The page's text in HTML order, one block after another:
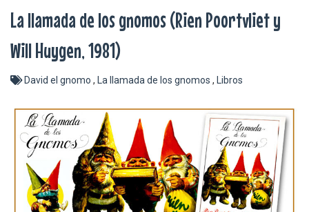
La llamada de los gnomos (Rien Poortvliet y
Will Huygen, 1981)
David el gnomo , La llamada de los gnomos , Libros